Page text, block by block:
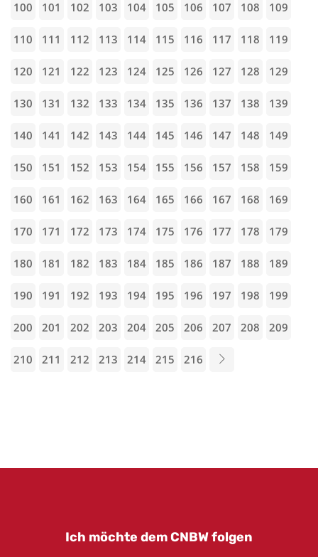
100 101 102 103 104 105 106 107 108 109
110 111 112 113 114 115 116 117 118 119
120 121 122 123 124 125 126 127 128 129
130 131 132 133 134 135 136 137 138 139
140 141 142 143 144 145 146 147 148 149
150 151 152 153 154 155 156 157 158 159
160 161 162 163 164 165 166 167 168 169
170 171 172 173 174 175 176 177 178 179
180 181 182 183 184 185 186 187 188 189
190 191 192 193 194 195 196 197 198 199
200 201 202 203 204 205 206 207 208 209
210 211 212 213 214 215 216
Ich möchte dem CNBW folgen